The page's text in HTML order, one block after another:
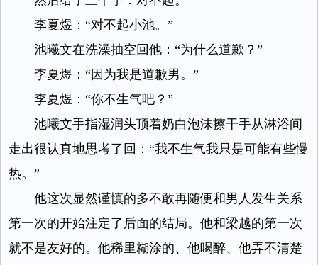
李夏煜：“对不起小池。”
池曦文在洗澡抽空回他：“为什么道歉？”
李夏煜：“因为我是道歉男。”
李夏煜：“你不生气吧？”
池曦文手指湿润头顶着奶白泡沫擦干手从淋浴间
走出很认真地思考了回：“我不生气我只是可能有些慢
热。”
他这次显然谨慎的多不敢再随便和男人发生关系
第一次的开始注定了后面的结局。他和梁越的第一次
就不是友好的。他稀里糊涂的、他喝醉、他弄不清楚